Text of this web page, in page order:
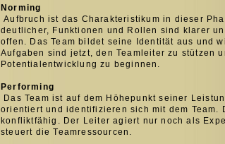
Norming
Aufbruch ist das Charakteristikum in dieser
deutlicher, Funktionen und Rollen sind klarer
offen. Das Team bildet seine Identität aus und
Aufgaben sind jetzt, den Teamleiter zu stützen
Potentialentwicklung zu beginnen.
Performing
Das Team ist auf dem Höhepunkt seiner
orientiert und identifizieren sich mit dem Team.
konfliktfähig. Der Leiter agiert nur noch als
steuert die Teamressourcen.